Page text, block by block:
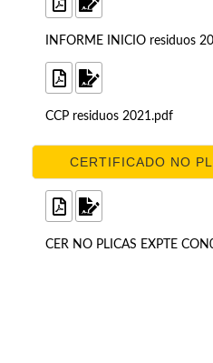
INFORME INICIO residuos
CCP residuos 2021.pdf
CERTIFICADO NO
CER NO PLICAS EXPTE